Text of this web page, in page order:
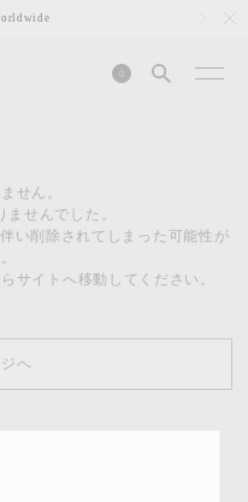
0
せん。
ませんでした。
い削除されてしまった可能性が
サイトへ移動してください。
へ